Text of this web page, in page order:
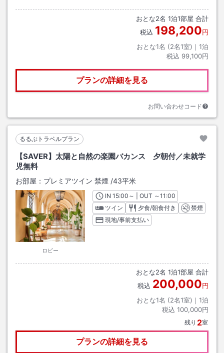
おとな2名 1泊1部屋 合計
税込 198,200円
おとな1名 (2名1室)｜ 1泊
税込 99,100円
プランの詳細を見る
お問い合わせコード
るるぶトラベルプラン
【SAVER】太陽と自然の楽園バカンス 夕朝付／未就学
児無料
お部屋： プレミアツイン 禁煙 /43平米
ロビー
INチェックイン
15:00 ～ | OUT チェックアウト
～11:00
ツイン
夕食/朝食付き
禁煙
現地/事前支払い
おとな2名 1泊1部屋 合計
税込 200,000円
おとな1名 (2名1室)｜ 1泊
税込 100,000円
残り 2室
プランの詳細を見る